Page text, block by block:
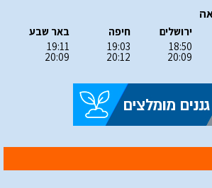
ירושלים
18:50
20:09
חיפה
19:03
20:12
באר שבע
19:11
20:09